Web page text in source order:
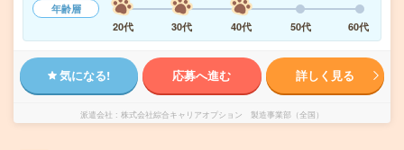
年齢層
20代
30代 40代 50代 60代
気になる! 応募へ進む 詳しく見る
派遣会社 株式会社綜合キャリアオプション 製造事業部（全国）